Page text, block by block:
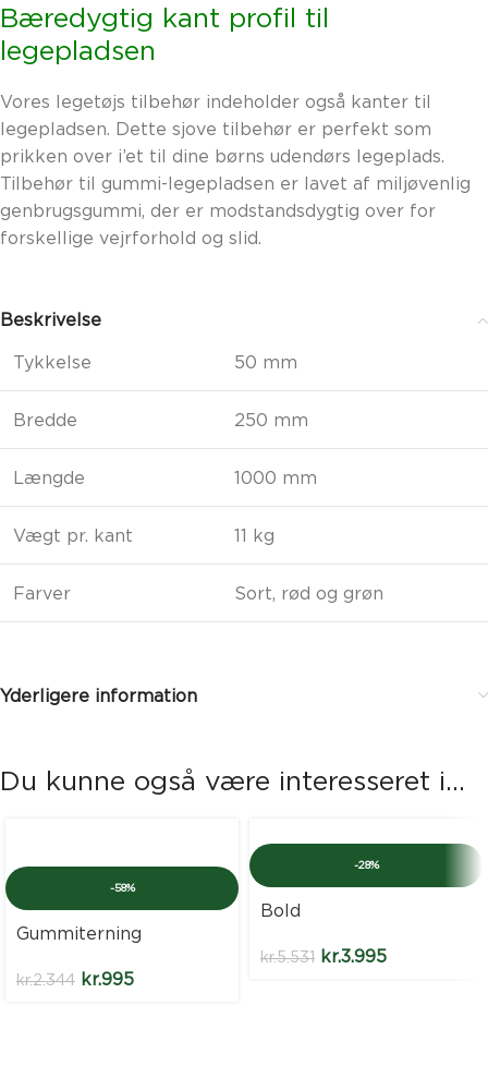
Bæredygtig kant profil til
legepladsen
Vores legetøjs tilbehør indeholder også kanter til
legepladsen. Dette sjove tilbehør er perfekt som
prikken over i’et til dine børns udendørs legeplads.
Tilbehør til gummi-legepladsen er lavet af miljøvenlig
genbrugsgummi, der er modstandsdygtig over for
forskellige vejrforhold og slid.
Beskrivelse
Tykkelse 50 mm
Bredde 250 mm
Længde 1000 mm
Vægt pr. kant 11 kg
Farver Sort, rød og grøn
Yderligere information
Du kunne også være interesseret i...
-58%
Gummiterning
kr.2.344 kr.995
-28%
Bold
kr.5.531 kr.3.995